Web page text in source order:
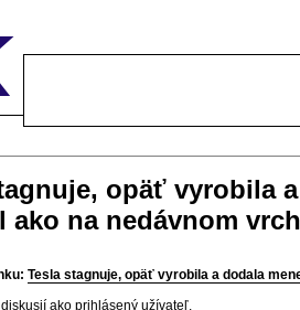
opäť vyrobila
ako na nedávnom
Tesla stagnuje, opäť vyrobila a dodala
ako prihlásený užívateľ.